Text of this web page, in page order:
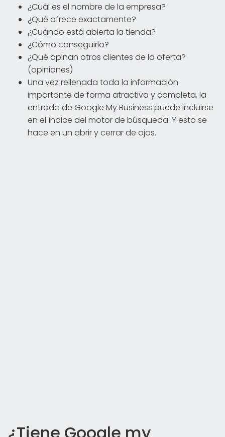
¿Cuál es el nombre de la empresa?
¿Qué ofrece exactamente?
¿Cuándo está abierta la tienda?
¿Cómo conseguirlo?
¿Qué opinan otros clientes de la oferta?
(opiniones)
Una vez rellenada toda la información
importante de forma atractiva y completa, la
entrada de Google My Business puede incluirse
en el índice del motor de búsqueda. Y esto se
hace en un abrir y cerrar de ojos.